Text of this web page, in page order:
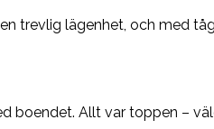
trevlig lägenhet, och med
boendet. Allt var toppen –